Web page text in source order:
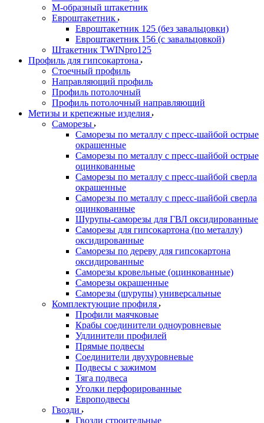
М-образный штакетник
Евроштакетник
Евроштакетник 125 (без завальцовки)
Евроштакетник 156 (с завальцовкой)
Штакетник TWINpro125
Профиль для гипсокартона
Стоечный профиль
Направляющий профиль
Профиль потолочный
Профиль потолочный направляющий
Метизы и крепежные изделия
Саморезы
Саморезы по металлу с пресс-шайбой острые
окрашенные
Саморезы по металлу с пресс-шайбой острые
оцинкованные
Саморезы по металлу с пресс-шайбой сверла
окрашенные
Саморезы по металлу с пресс-шайбой сверла
оцинкованные
Шурупы-саморезы для ГВЛ оксидированные
Саморезы для гипсокартона (по металлу)
оксидированные
Саморезы по дереву для гипсокартона
оксидированные
Саморезы кровельные (оцинкованные)
Саморезы окрашенные
Саморезы (шурупы) универсальные
Комплектующие профиля
Профили маячковые
Крабы соединители одноуровневые
Удлинители профилей
Прямые подвесы
Соединители двухуровневые
Подвесы с зажимом
Тяга подвеса
Уголки перфорированные
Европодвесы
Гвозди
Гвозди строительные